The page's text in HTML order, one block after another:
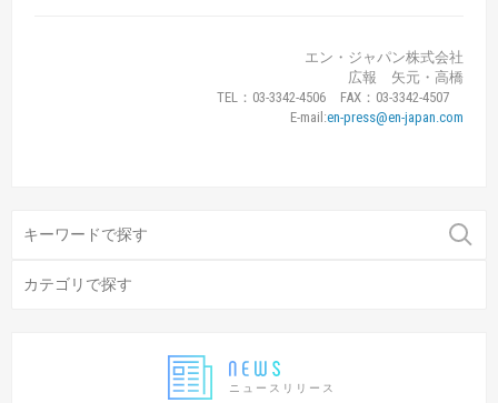
ニュースリリース
エン・ジャパン株式会社
広報 矢元・高橋
TEL：03-3342-4506 FAX：03-3342-4507
E-mail:en-press@en-japan.com